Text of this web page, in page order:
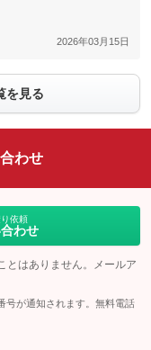
2026年03月15日
を見る
わせ
依頼
わせ
とはありません。メールア
号が通知されます。無料電話